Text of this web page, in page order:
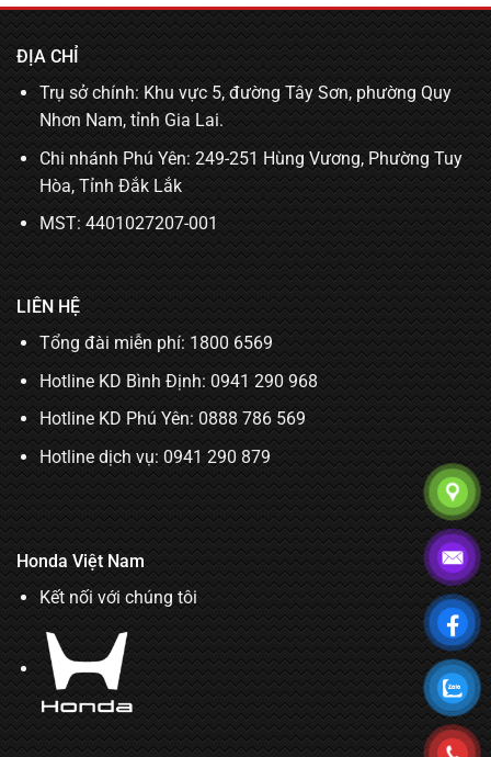
ĐỊA CHỈ
Trụ sở chính: Khu vực 5, đường Tây Sơn, phường Quy
Nhơn Nam, tỉnh Gia Lai.
Chi nhánh Phú Yên: 249-251 Hùng Vương, Phường Tuy
Hòa, Tỉnh Đắk Lắk
MST: 4401027207-001
LIÊN HỆ
Tổng đài miễn phí: 1800 6569
Hotline KD Bình Định:0941 290 968
Hotline KD Phú Yên:0888 786 569
Hotline dịch vụ: 0941 290 879
Honda Việt Nam
Kết nối với chúng tôi